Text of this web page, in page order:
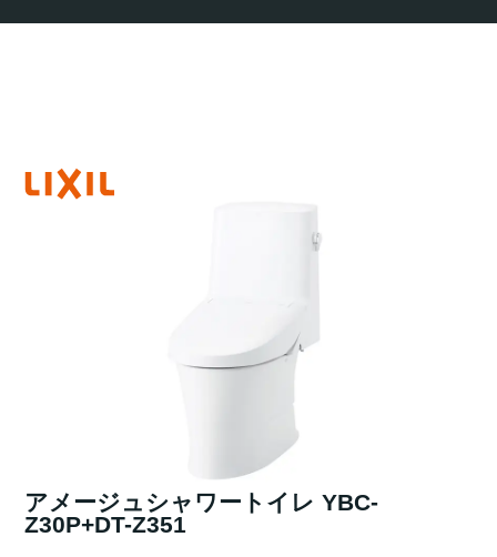
アメージュシャワートイレ YBC-
Z30P+DT-Z351